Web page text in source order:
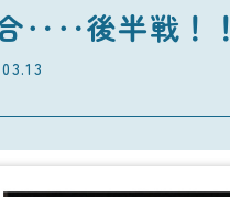
‥‥後半戦！！